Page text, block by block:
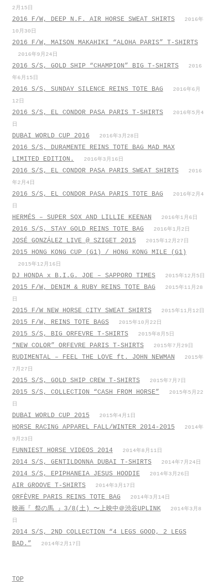
2月15日
2016 F/W, DEEP N.F. AIR HORSE SWEAT SHIRTS
2016年
10月30日
2016 F/W, MAISON MAKAHIKI “ALOHA PARIS” T-SHIRTS
2016年9月24日
2016 S/S, GOLD SHIP “CHAMPION” BIG T-SHIRTS
2016
年6月15日
2016 S/S, SUNDAY SILENCE REINS TOTE BAG
2016年6月
12日
2016 S/S, EL CONDOR PASA PARIS T-SHIRTS
2016年5月4
日
DUBAI WORLD CUP 2016 2016年3月28日
2016 S/S, DURAMENTE REINS TOTE BAG MAD MAX
LIMITED EDITION.
2016年3月16日
2016 S/S, EL CONDOR PASA PARIS SWEAT SHIRTS
2016
年2月4日
2016 S/S, EL CONDOR PASA PARIS TOTE BAG
2016年2月4
日
HERMÉS – SUPER SOX AND LILLIE KEENAN 2016年1月6日
2016 S/S, STAY GOLD REINS TOTE BAG 2016年1月2日
JOSÉ GONZÁLEZ LIVE @ SZIGET 2015 2015年12月27日
2015 HONG KONG CUP (G1) / HONG KONG MILE (G1)
2015年12月16日
DJ HONDA x B.I.G. JOE – SAPPORO TIMES 2015年12月5日
2015 F/W, DENIM & RUBY REINS TOTE BAG
2015年11月28
日
2015 F/W NEW HORSE CITY SWEAT SHIRTS 2015年11月12日
2015 F/W, REINS TOTE BAGS 2015年10月22日
2015 S/S, BIG ORFEVRE T-SHIRTS 2015年8月5日
“NEW COLOR” ORFEVRE PARIS T-SHIRTS 2015年7月29日
RUDIMENTAL – FEEL THE LOVE ft. JOHN NEWMAN
2015年
7月27日
2015 S/S, GOLD SHIP CREW T-SHIRTS 2015年7月7日
2015 S/S, COLLECTION “CASH FROM HORSE”
2015年5月22
日
DUBAI WORLD CUP 2015 2015年4月1日
HORSE RACING APPAREL FALL/WINTER 2014-2015
2014年
9月23日
FUNNIEST HORSE VIDEOS 2014 2014年8月11日
2014 S/S, GENTILDONNA DUBAI T-SHIRTS 2014年7月24日
2014 S/S, EPIPHANEIA JESUS HOODIE 2014年3月26日
AIR GROOVE T-SHIRTS 2014年3月17日
ORFÈVRE PARIS REINS TOTE BAG 2014年3月14日
映画『 祭の馬 』3/8(土) 〜上映中＠渋谷UPLINK
2014年3月8
日
2014 S/S, 2ND COLLECTION “4 LEGS GOOD, 2 LEGS
BAD.”
2014年2月17日
TOP